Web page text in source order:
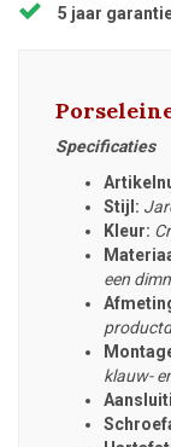
5 jaar
Specificaties
Stijl:
Kleur:
een
klauw-